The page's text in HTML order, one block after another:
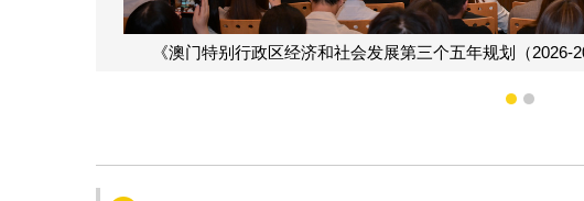
年规划（2026-2030年）》公开咨询首场公众专场咨询会。 《澳
1 2